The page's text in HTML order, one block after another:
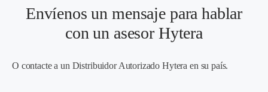
Envíenos un mensaje para hablar
con un asesor Hytera
O contacte a un Distribuidor Autorizado Hytera en su país.